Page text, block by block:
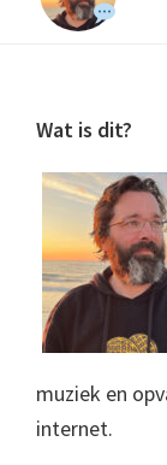
Footer
Wat is dit?
muziek en
internet.